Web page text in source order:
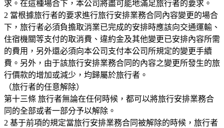
求。在這種場合下，本公司將盡可能地滿足旅行者的要求。
2 當根據旅行者的要求進行旅行安排業務合同內容變更的場合
下，旅行者必須負擔取消業已完成的安排時應該向交通運輸、
住宿機關等支付的取消費、違約金及其他變更已安排內容所需
的費用，另外還必須向本公司支付本公司所規定的變更手續
費。另外，由于該旅行安排業務合同的內容之變更所發生的旅
行價款的增加或減少，均歸屬於旅行者。
（旅行者的任意解除）
第十三條 旅行者無論在任何時候，都可以將旅行安排業務合
同的全部或者一部分予以解除。
2 基于前項的規定當旅行安排業務合同被解除的時候，旅行者